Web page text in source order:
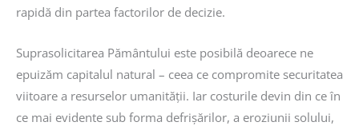
rapidă din partea factorilor de decizie.
Suprasolicitarea Pământului este posibilă deoarece ne
epuizăm capitalul natural – ceea ce compromite securitatea
viitoare a resurselor umanității. Iar costurile devin din ce în
ce mai evidente sub forma defrișărilor, a eroziunii solului,